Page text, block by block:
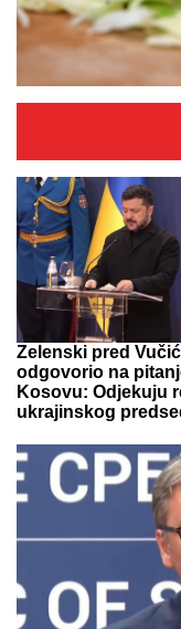
Zelenski pred
odgovorio na
Kosovu: Odjekuju
ukrajinskog